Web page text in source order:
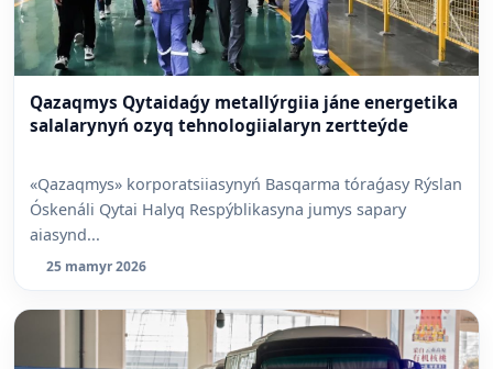
Qazaqmys Qytaidaǵy metallýrgiia jáne energetika
salalarynyń ozyq tehnologiialaryn zertteýde
«Qazaqmys» korporatsiiasynyń Basqarma tóraǵasy Rýslan
Óskenáli Qytai Halyq Respýblikasyna jumys sapary
aiasynd...
25 mamyr 2026